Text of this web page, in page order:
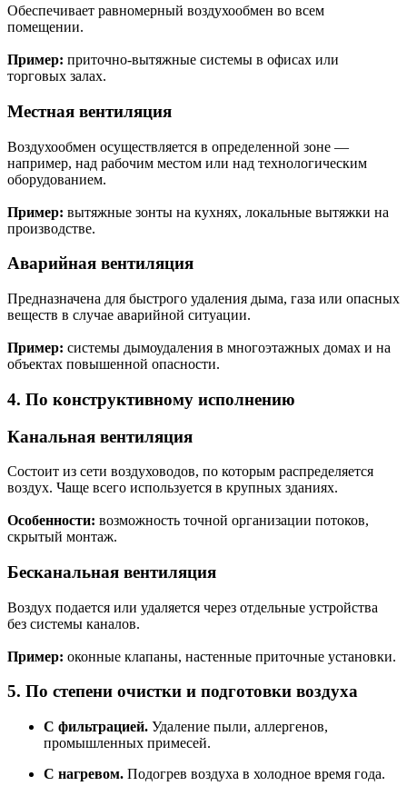
Обеспечивает равномерный воздухообмен во всем
помещении.
Пример: приточно-вытяжные системы в офисах или
торговых залах.
Местная вентиляция
Воздухообмен осуществляется в определенной зоне —
например, над рабочим местом или над технологическим
оборудованием.
Пример: вытяжные зонты на кухнях, локальные вытяжки на
производстве.
Аварийная вентиляция
Предназначена для быстрого удаления дыма, газа или опасных
веществ в случае аварийной ситуации.
Пример: системы дымоудаления в многоэтажных домах и на
объектах повышенной опасности.
4. По конструктивному исполнению
Канальная вентиляция
Состоит из сети воздуховодов, по которым распределяется
воздух. Чаще всего используется в крупных зданиях.
Особенности: возможность точной организации потоков,
скрытый монтаж.
Бесканальная вентиляция
Воздух подается или удаляется через отдельные устройства
без системы каналов.
Пример: оконные клапаны, настенные приточные установки.
5. По степени очистки и подготовки воздуха
С фильтрацией. Удаление пыли, аллергенов,
промышленных примесей.
С нагревом. Подогрев воздуха в холодное время года.